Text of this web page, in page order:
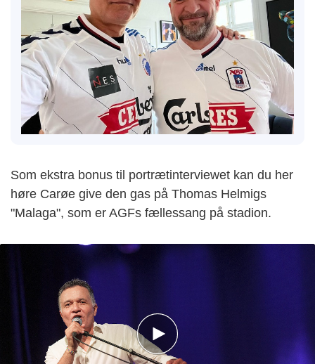
Som ekstra bonus til portrætinterviewet kan du her
høre Carøe give den gas på Thomas Helmigs
"Malaga", som er AGFs fællessang på stadion.